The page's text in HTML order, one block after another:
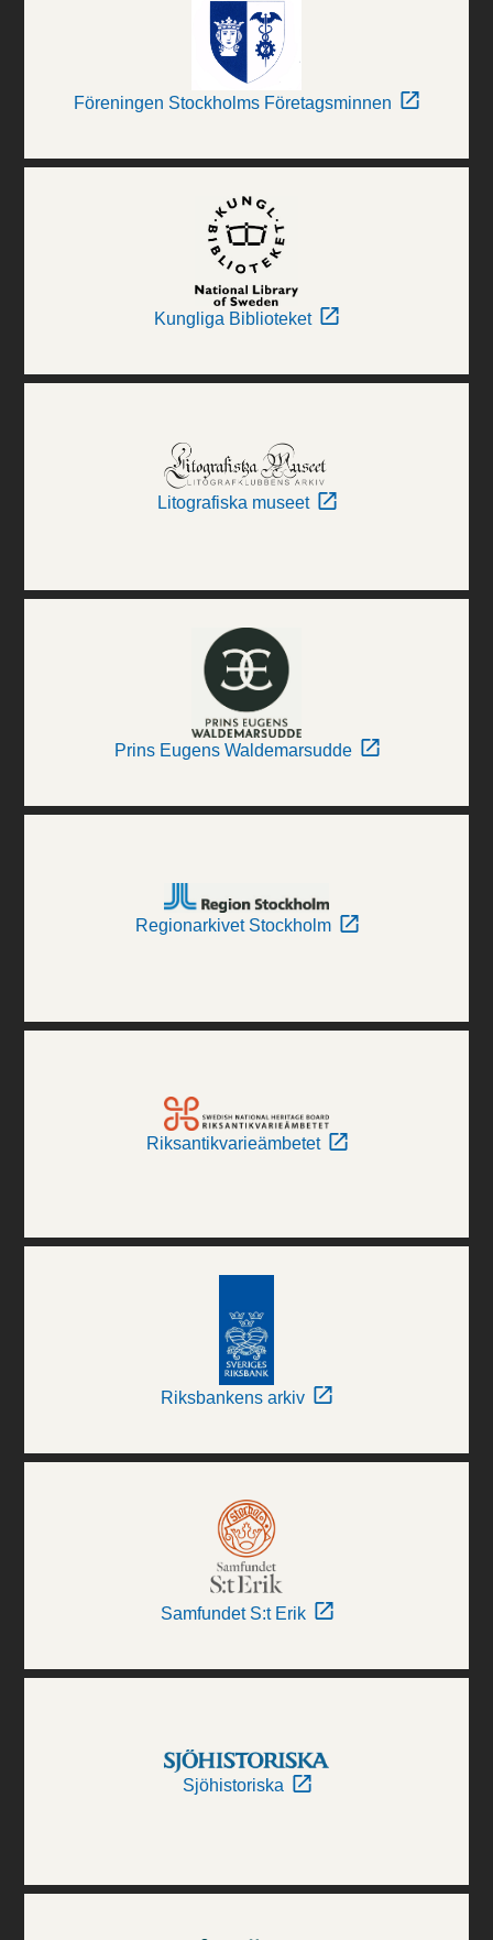
Föreningen Stockholms Företagsminnen
Kungliga Biblioteket
Litografiska museet
Prins Eugens Waldemarsudde
Regionarkivet Stockholm
Riksantikvarieämbetet
Riksbankens arkiv
Samfundet S:t Erik
Sjöhistoriska